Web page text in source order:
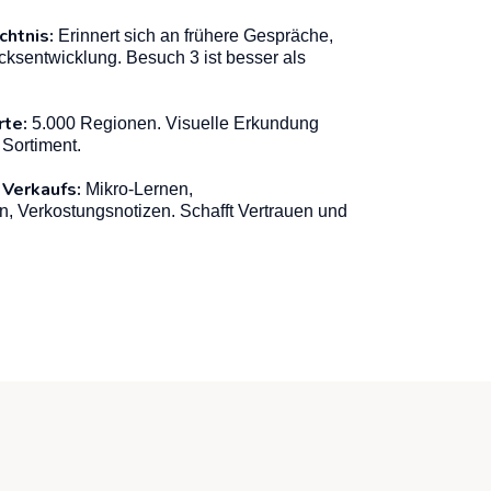
Erinnert sich an frühere Gespräche,
Besuch 3 ist besser als
5.000 Regionen. Visuelle Erkundung
Mikro-Lernen,
Verkostungsnotizen. Schafft Vertrauen und